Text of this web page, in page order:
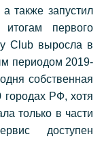
также запустил
первого
Club выросла в
периодом 2019-
собственная
городах РФ, хотя
только в части
доступен